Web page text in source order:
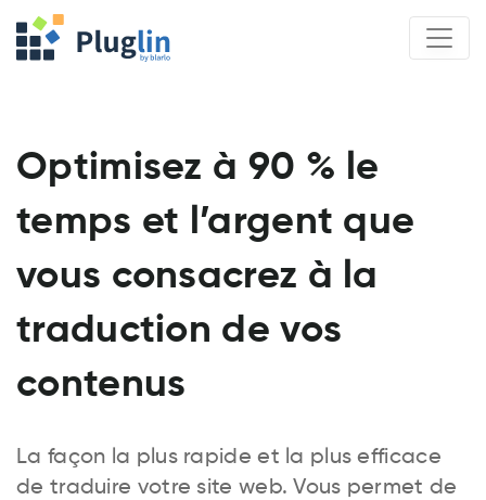
Optimisez à 90 % le
temps et l’argent que
vous consacrez à la
traduction de vos
contenus
La façon la plus rapide et la plus efficace
de traduire votre site web. Vous permet de